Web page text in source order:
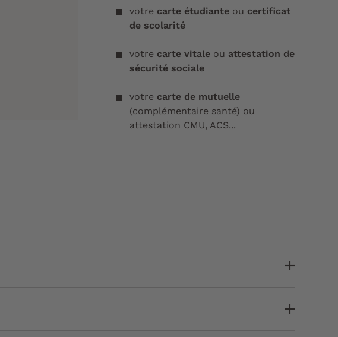
votre carte étudianteou certificat
de scolarité
votre carte vitaleou attestation de
sécurité sociale
votre carte de mutuelle
(complémentaire santé) ou
attestation CMU, ACS...